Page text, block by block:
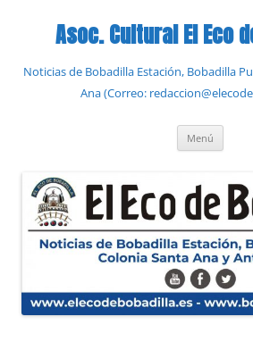
contenidoAsoc. Cultural El Eco
Noticias de Bobadilla Estación, Bobadilla
Ana (Correo:
Menú